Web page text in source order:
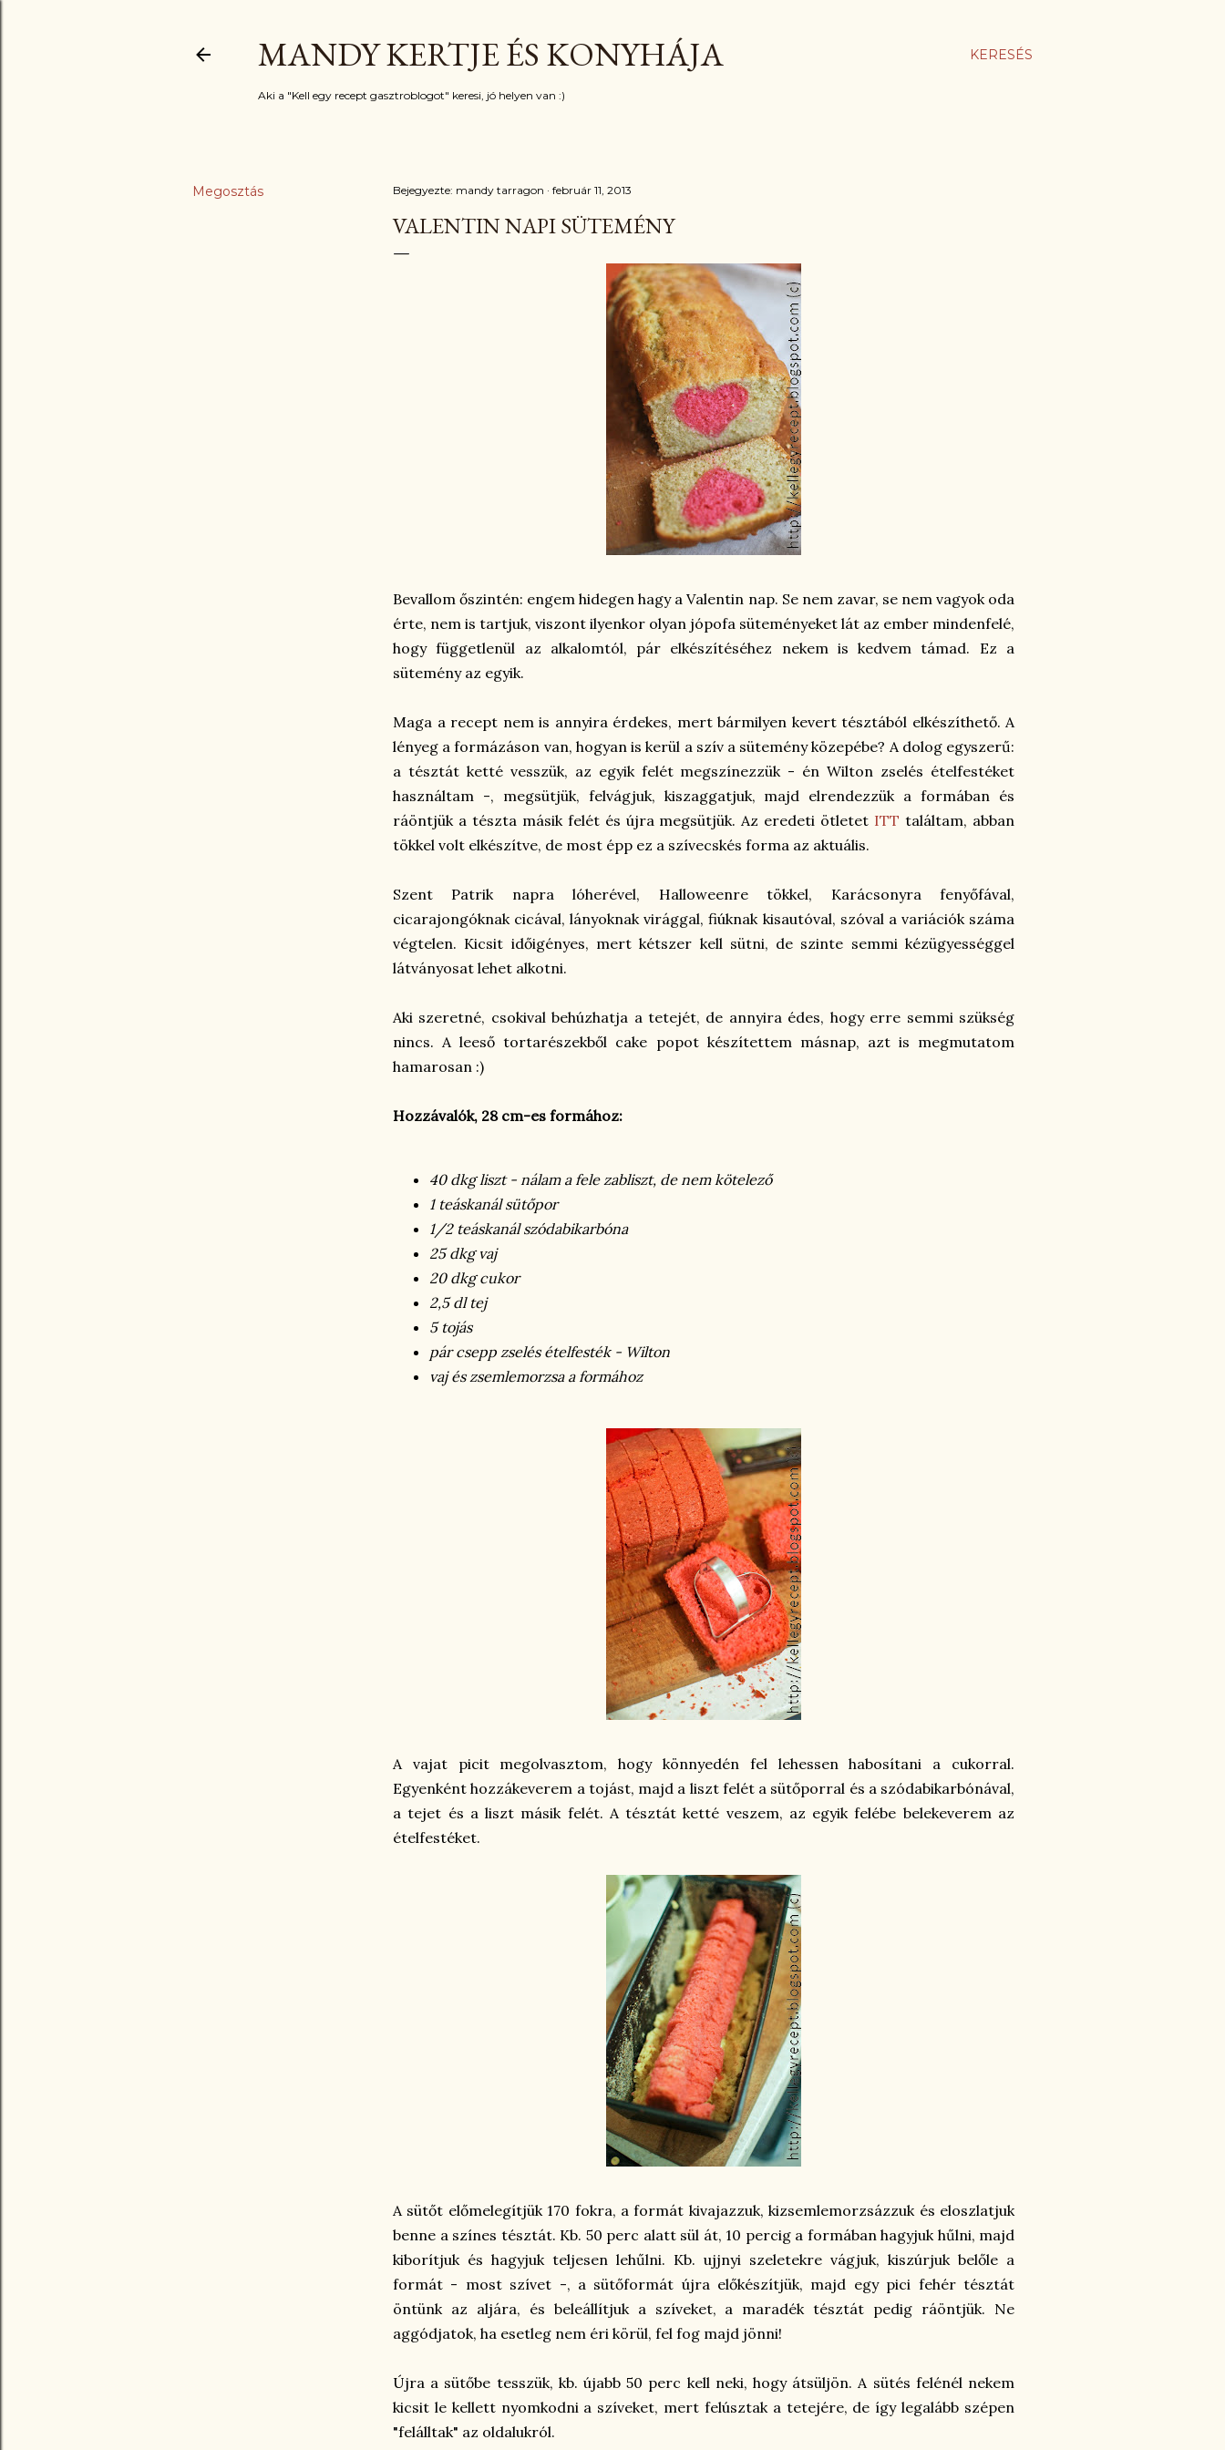
KERESÉS
MANDY KERTJE ÉS KONYHÁJA
Aki a "Kell egy recept gasztroblogot" keresi, jó helyen van :)
Megosztás Bejegyezte: mandy tarragon február 11, 2013
VALENTIN NAPI SÜTEMÉNY
Bevallom őszintén: engem hidegen hagy a Valentin nap. Se nem zavar, se nem vagyok oda
érte, nem is tartjuk, viszont ilyenkor olyan jópofa süteményeket lát az ember mindenfelé,
hogy függetlenül az alkalomtól, pár elkészítéséhez nekem is kedvem támad. Ez a
sütemény az egyik.
Maga a recept nem is annyira érdekes, mert bármilyen kevert tésztából elkészíthető. A
lényeg a formázáson van, hogyan is kerül a szív a sütemény közepébe? A dolog egyszerű:
a tésztát ketté vesszük, az egyik felét megszínezzük - én Wilton zselés ételfestéket
használtam -, megsütjük, felvágjuk, kiszaggatjuk, majd elrendezzük a formában és
ráöntjük a tészta másik felét és újra megsütjük. Az eredeti ötletet ITT találtam, abban
tökkel volt elkészítve, de most épp ez a szívecskés forma az aktuális.
Szent Patrik napra lóherével, Halloweenre tökkel, Karácsonyra fenyőfával,
cicarajongóknak cicával, lányoknak virággal, fiúknak kisautóval, szóval a variációk száma
végtelen. Kicsit időigényes, mert kétszer kell sütni, de szinte semmi kézügyességgel
látványosat lehet alkotni.
Aki szeretné, csokival behúzhatja a tetejét, de annyira édes, hogy erre semmi szükség
nincs. A leeső tortarészekből cake popot készítettem másnap, azt is megmutatom
hamarosan :)
Hozzávalók, 28 cm-es formához:
40 dkg liszt - nálam a fele zabliszt, de nem kötelező
1 teáskanál sütőpor
1/2 teáskanál szódabikarbóna
25 dkg vaj
20 dkg cukor
2,5 dl tej
5 tojás
pár csepp zselés ételfesték - Wilton
vaj és zsemlemorzsa a formához
A vajat picit megolvasztom, hogy könnyedén fel lehessen habosítani a cukorral.
Egyenként hozzákeverem a tojást, majd a liszt felét a sütőporral és a szódabikarbónával,
a tejet és a liszt másik felét. A tésztát ketté veszem, az egyik felébe belekeverem az
ételfestéket.
A sütőt előmelegítjük 170 fokra, a formát kivajazzuk, kizsemlemorzsázzuk és eloszlatjuk
benne a színes tésztát. Kb. 50 perc alatt sül át, 10 percig a formában hagyjuk hűlni, majd
kiborítjuk és hagyjuk teljesen lehűlni. Kb. ujjnyi szeletekre vágjuk, kiszúrjuk belőle a
formát - most szívet -, a sütőformát újra előkészítjük, majd egy pici fehér tésztát
öntünk az aljára, és beleállítjuk a szíveket, a maradék tésztát pedig ráöntjük. Ne
aggódjatok, ha esetleg nem éri körül, fel fog majd jönni!
Újra a sütőbe tesszük, kb. újabb 50 perc kell neki, hogy átsüljön. A sütés felénél nekem
kicsit le kellett nyomkodni a szíveket, mert felúsztak a tetejére, de így legalább szépen
"felálltak" az oldalukról.